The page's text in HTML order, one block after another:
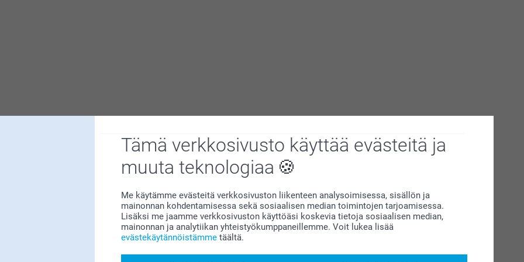
Tämä verkkosivusto käyttää evästeitä ja
muuta teknologiaa
Me käytämme evästeitä verkkosivuston liikenteen analysoimisessa, sisällön ja
mainonnan kohdentamisessa sekä sosiaalisen median toimintojen tarjoamisessa.
Lisäksi me jaamme verkkosivuston käyttöäsi koskevia tietoja sosiaalisen median,
mainonnan ja analytiikan yhteistyökumppaneillemme. Voit lukea lisää
evästekäytännöistämme täältä.
on meille erittäin tärkeää. Kiva että pidät
idea. Esim puuvillaiset kestäisi paremmin.